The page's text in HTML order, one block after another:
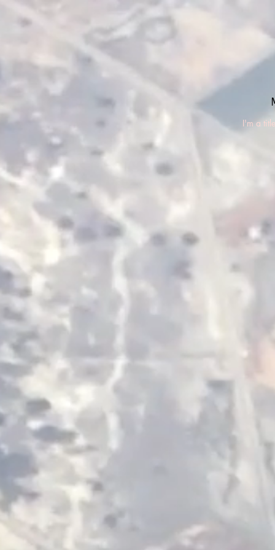
I'm a